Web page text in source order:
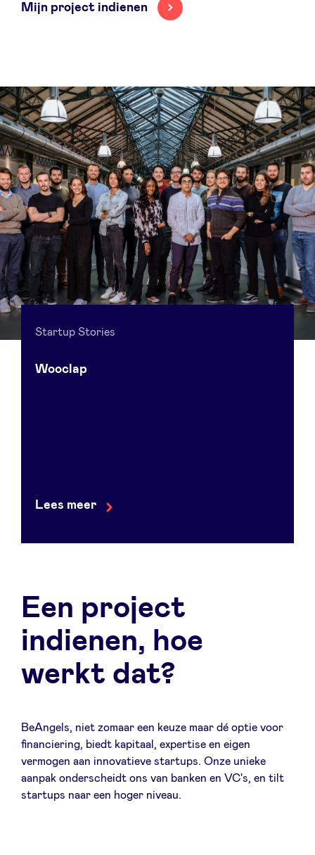
Mijn project indienen
Startup Stories
Wooclap
Lees meer
Een project
indienen, hoe
werkt dat?
BeAngels, niet zomaar een keuze maar dé optie voor
financiering, biedt kapitaal, expertise en eigen
vermogen aan innovatieve startups. Onze unieke
aanpak onderscheidt ons van banken en VC's, en tilt
startups naar een hoger niveau.